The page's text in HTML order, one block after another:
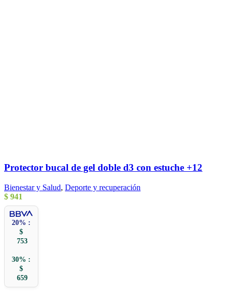
Protector bucal de gel doble d3 con estuche +12
Bienestar y Salud, Deporte y recuperación
$ 941
20% :
$
753
30% :
$
659